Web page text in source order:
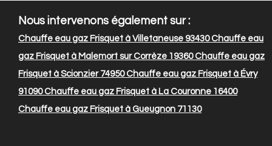
Nous intervenons également sur :
Chauffe eau gaz Frisquet à Villetaneuse 93430Chauffe eau
gaz Frisquet à Malemort sur Corrèze 19360Chauffe eau gaz
Frisquet à Scionzier 74950Chauffe eau gaz Frisquet à Évry
91090Chauffe eau gaz Frisquet à La Couronne 16400
Chauffe eau gaz Frisquet à Gueugnon 71130